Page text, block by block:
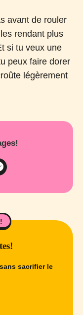
avant de rouler
rendant plus
si tu veux une
peux faire dorer
légèrement
sacrifier le